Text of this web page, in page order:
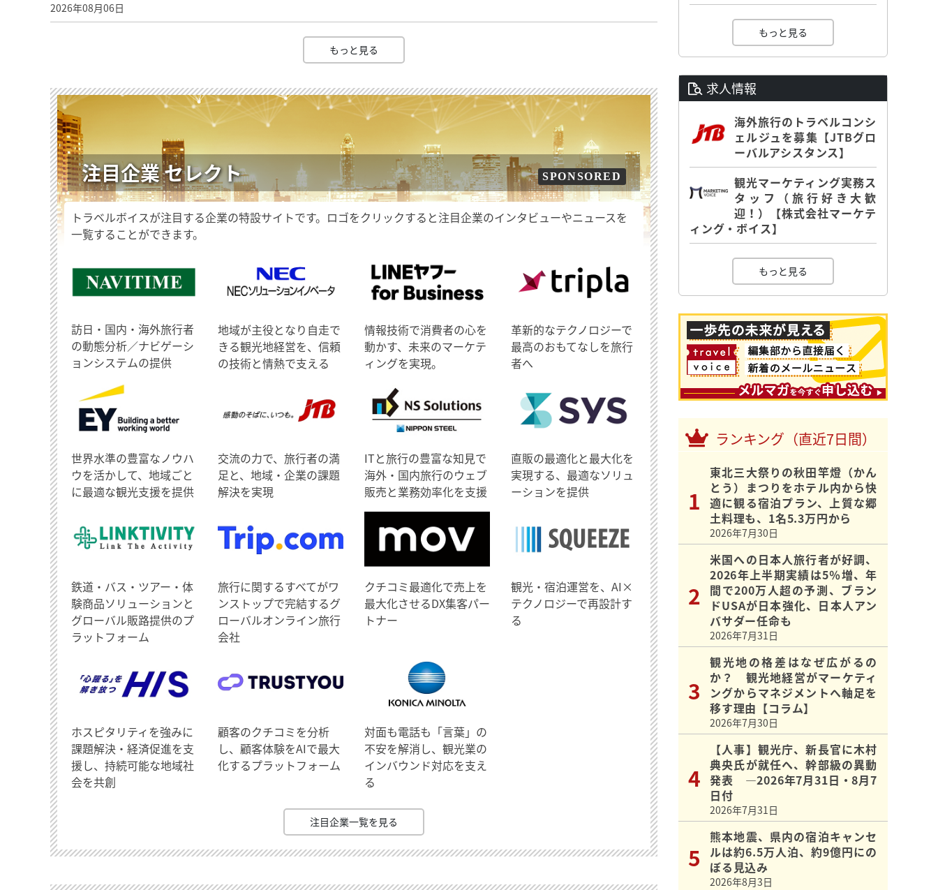
2026年08月06日
もっと見る
注目企業 セレクト SPONSORED
トラベルボイスが注目する企業の特設サイトです。ロゴをクリックすると注目企業のインタビューやニュースを
一覧することができます。
訪日・国内・海外旅行者
の動態分析／ナビゲーシ
ョンシステムの提供
地域が主役となり自走で
きる観光地経営を、信頼
の技術と情熱で支える
情報技術で消費者の心を
動かす、未来のマーケテ
ィングを実現。
革新的なテクノロジーで
最高のおもてなしを旅行
者へ
世界水準の豊富なノウハ
ウを活かして、地域ごと
に最適な観光支援を提供
交流の力で、旅行者の満
足と、地域・企業の課題
解決を実現
ITと旅行の豊富な知見で
海外・国内旅行のウェブ
販売と業務効率化を支援
直販の最適化と最大化を
実現する、最適なソリュ
ーションを提供
鉄道・バス・ツアー・体
験商品ソリューションと
グローバル販路提供のプ
ラットフォーム
旅行に関するすべてがワ
ンストップで完結するグ
ローバルオンライン旅行
会社
クチコミ最適化で売上を
最大化させるDX集客パー
トナー
観光・宿泊運営を、AI×
テクノロジーで再設計す
る
ホスピタリティを強みに
課題解決・経済促進を支
援し、持続可能な地域社
会を共創
顧客のクチコミを分析
し、顧客体験をAIで最大
化するプラットフォーム
対面も電話も「言葉」の
不安を解消し、観光業の
インバウンド対応を支え
る
注目企業一覧を見る
もっと見る
求人情報
海外旅行のトラベルコンシ
ェルジュを募集【JTBグロ
ーバルアシスタンス】
観光マーケティング実務ス
タッフ（旅行好き大歓
迎！）【株式会社マーケテ
ィング・ボイス】
もっと見る
ランキング（直近7日間）
東北三大祭りの秋田竿燈（かん
とう）まつりをホテル内から快
適に観る宿泊プラン、上質な郷
土料理も、1名5.3万円から
2026年7月30日
米国への日本人旅行者が好調、
2026年上半期実績は5％増、年
間で200万人超の予測、ブラン
ドUSAが日本強化、日本人アン
バサダー任命も
2026年7月31日
観光地の格差はなぜ広がるの
か？ 観光地経営がマーケティ
ングからマネジメントへ軸足を
移す理由【コラム】
2026年7月30日
【人事】観光庁、新長官に木村
典央氏が就任へ、幹部級の異動
発表 ―2026年7月31日・8月7
日付
2026年7月31日
熊本地震、県内の宿泊キャンセ
ルは約6.5万人泊、約9億円にの
ぼる見込み
2026年8月3日